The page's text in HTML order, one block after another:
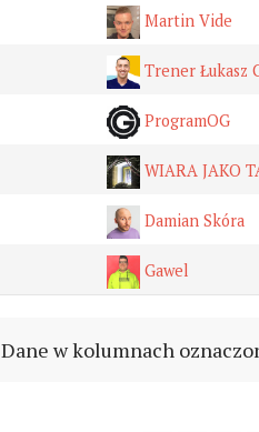
Martin Vide
Trener Łukasz
ProgramOG
WIARA JAKO
Damian Skóra
Gawel
Dane w kolumnach